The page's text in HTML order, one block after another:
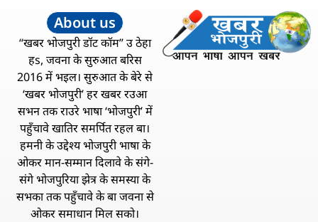
About us
“खबर भोजपुरी डॉट कॉम” उ ठेहा
हs, जवना के सुरुआत बरिस
2016 में भइल। सुरुआत के बेरे से
‘खबर भोजपुरी’ हर खबर रउआ
सभन तक राउरे भाषा ‘भोजपुरी’ में
पहुँचावे खातिर समर्पित रहल बा।
हमनी के उद्देश्य भोजपुरी भाषा के
ओकर मान-सम्मान दिलावे के संगे-
संगे भोजपुरिया झेत्र के समस्या के
सभका तक पहुँचावे के बा जवना से
ओकर समाधान मिल सको।